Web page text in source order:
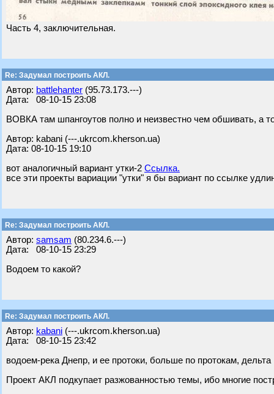
Часть 4, заключительная.
Re: Задумал построить АКЛ.
Автор: battlehanter (95.73.173.---)
Дата: 08-10-15 23:08
ВОВКА там шпангоутов полно и неизвестно чем обшивать, а
Автор: kabani (---.ukrcom.kherson.ua)
Дата: 08-10-15 19:10
вот аналогичный вариант утки-2 Ссылка.
все эти проекты вариации "утки" я бы вариант по ссылке
Re: Задумал построить АКЛ.
Автор: samsam (80.234.6.---)
Дата: 08-10-15 23:29
Водоем то какой?
Re: Задумал построить АКЛ.
Автор: kabani (---.ukrcom.kherson.ua)
Дата: 08-10-15 23:42
водоем-река Днепр, и ее протоки, больше по протокам,
Проект АКЛ подкупает разжованностью темы, ибо многие